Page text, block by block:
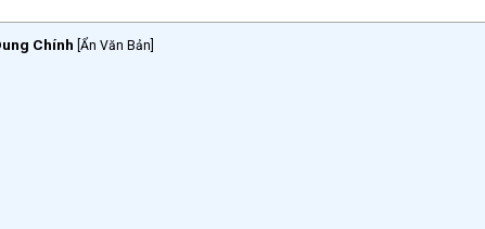
Chính Ẩn Văn Bản